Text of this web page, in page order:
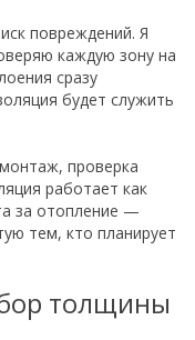
повреждений. Я
каждую зону на
сразу
будет служить
проверка
работает как
за отопление —
тем, кто планирует
толщины